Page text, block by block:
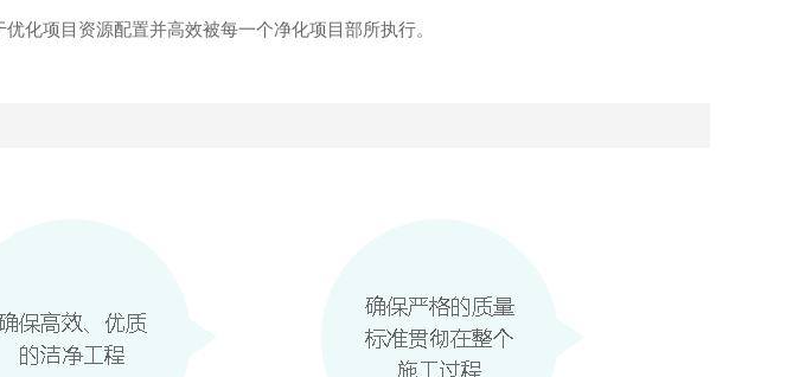
化项目资源配置并高效被每一个净化项目部所执行。